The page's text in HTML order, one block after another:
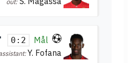
0:2
Mål
Y. Fofana